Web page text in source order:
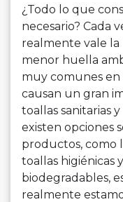
¿Todo lo que
necesario? Cada
realmente vale la
menor huella
muy comunes en
causan un gran
toallas sanitarias
existen opciones
productos, como
toallas higiénicas
biodegradables,
realmente